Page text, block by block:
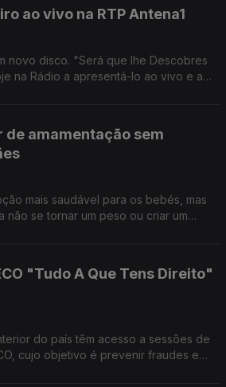
ao vivo na RTP Antena1
novo disco. "Será que lhe Descobres
na Rádio a apresentá-lo ao vivo e a
de amamentação sem
mais saudável para os bebés, mas
não se tornar um peso ou criar um
"Tudo A Que Tens Direito"
do país têm acesso a sessões de
cujo objetivo é prevenir fraudes e